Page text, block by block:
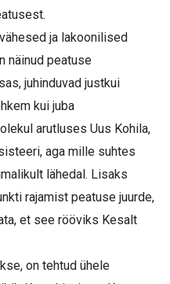
ja lakoonilised
näinud peatuse
juhinduvad justkui
kui juba
arutluses Uus Kohila,
aga mille suhtes
lähedal. Lisaks
rajamist peatuse juurde,
et see rööviks Kesalt
on tehtud ühele